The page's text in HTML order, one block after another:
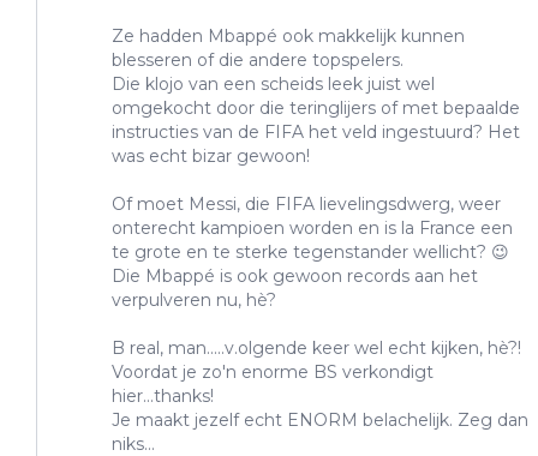
Ze hadden Mbappé ook makkelijk kunnen
blesseren of die andere topspelers.
Die klojo van een scheids leek juist wel
omgekocht door die teringlijers of met bepaalde
instructies van de FIFA het veld ingestuurd? Het
was echt bizar gewoon!
Of moet Messi, die FIFA lievelingsdwerg, weer
onterecht kampioen worden en is la France een
te grote en te sterke tegenstander wellicht? 😉
Die Mbappé is ook gewoon records aan het
verpulveren nu, hè?
B real, man.....v.olgende keer wel echt kijken, hè?!
Voordat je zo'n enorme BS verkondigt
hier...thanks!
Je maakt jezelf echt ENORM belachelijk. Zeg dan
niks...